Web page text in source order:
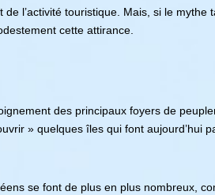
l’activité touristique. Mais, si le mythe
cette attirance.
des principaux foyers de
» quelques îles qui font aujourd’hui
se font de plus en plus nombreux,